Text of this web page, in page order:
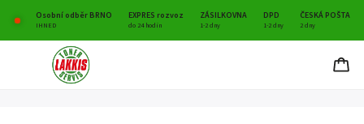
Osobní odběr BRNO EXPRES rozvoz ZÁSILKOVNA DPD ČESKÁ POŠTA
IHNED do 24 hodin 1-2 dny 1-2 dny 2 dny